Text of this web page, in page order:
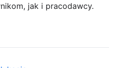
jak i pracodawcy.